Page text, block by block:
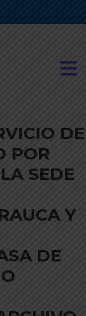
DE
POR
SEDE
Y
DE